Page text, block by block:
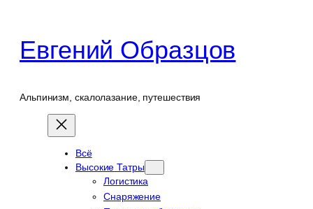
содержимому
Евгений Образцов
Альпинизм, скалолазание, путешествия
Всё
Высокие Татры
Логистика
Снаряжение